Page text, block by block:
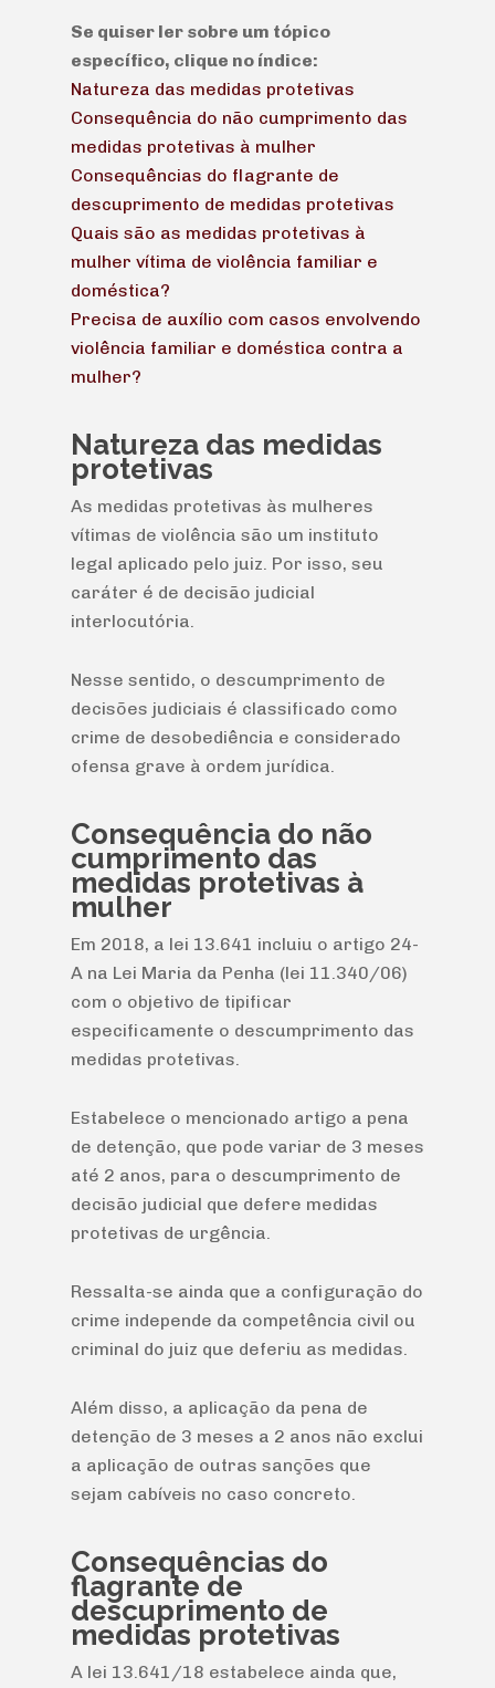
Se quiser ler sobre um tópico
específico, clique no índice:
Natureza das medidas protetivas
Consequência do não cumprimento das
medidas protetivas à mulher
Consequências do flagrante de
descuprimento de medidas protetivas
Quais são as medidas protetivas à
mulher vítima de violência familiar e
doméstica?
Precisa de auxílio com casos envolvendo
violência familiar e doméstica contra a
mulher?
Natureza das medidas
protetivas
As medidas protetivas às mulheres
vítimas de violência são um instituto
legal aplicado pelo juiz. Por isso, seu
caráter é de decisão judicial
interlocutória.
Nesse sentido, o descumprimento de
decisões judiciais é classificado como
crime de desobediência e considerado
ofensa grave à ordem jurídica.
Consequência do não
cumprimento das
medidas protetivas à
mulher
Em 2018, a lei 13.641 incluiu o artigo 24-
A na Lei Maria da Penha (lei 11.340/06)
com o objetivo de tipificar
especificamente o descumprimento das
medidas protetivas.
Estabelece o mencionado artigo a pena
de detenção, que pode variar de 3 meses
até 2 anos, para o descumprimento de
decisão judicial que defere medidas
protetivas de urgência.
Ressalta-se ainda que a configuração do
crime independe da competência civil ou
criminal do juiz que deferiu as medidas.
Além disso, a aplicação da pena de
detenção de 3 meses a 2 anos não exclui
a aplicação de outras sanções que
sejam cabíveis no caso concreto.
Consequências do
flagrante de
descuprimento de
medidas protetivas
A lei 13.641/18 estabelece ainda que,